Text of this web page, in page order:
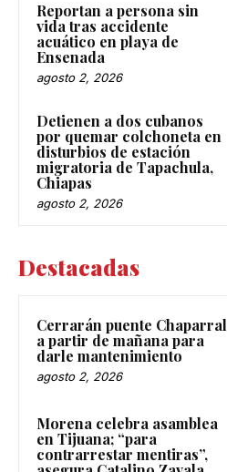
Reportan a persona sin
vida tras accidente
acuático en playa de
Ensenada
agosto 2, 2026
Detienen a dos cubanos
por quemar colchoneta en
disturbios de estación
migratoria de Tapachula,
Chiapas
agosto 2, 2026
Destacadas
Cerrarán puente Chaparral
a partir de mañana para
darle mantenimiento
agosto 2, 2026
Morena celebra asamblea
en Tijuana; “para
contrarrestar mentiras”,